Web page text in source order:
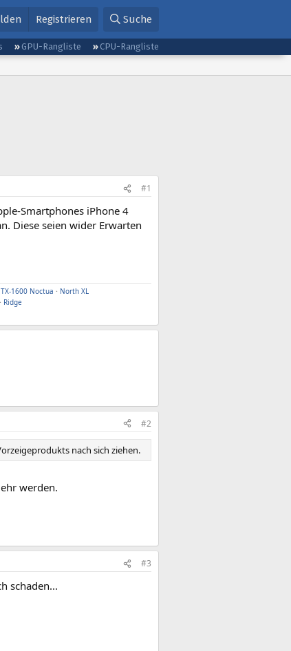
Registrieren Suche
GPU-Rangliste
CPU-Rangliste
#1
Smartphones iPhone 4
Diese seien wider Erwarten
1600 Noctua · North XL
· Ridge
#2
nach sich ziehen.
werden.
#3
schaden...